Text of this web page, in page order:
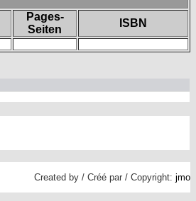
Pages-
Seiten
ISBN
Created by / Créé par / Copyright: jmo